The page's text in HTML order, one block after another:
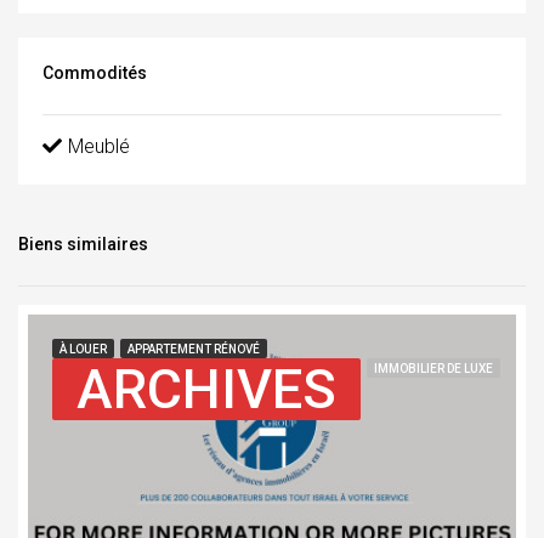
Commodités
Meublé
Biens similaires
À LOUER APPARTEMENT RÉNOVÉ
ARCHIVES IMMOBILIER DE LUXE